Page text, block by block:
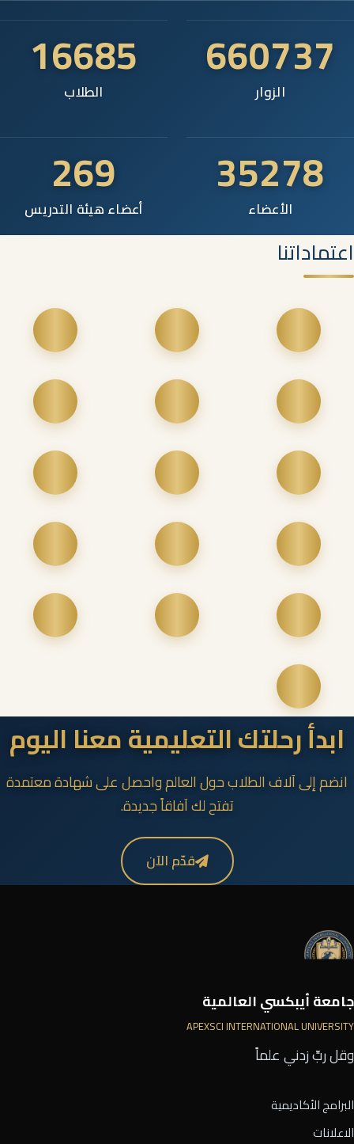
660737
الزوار
16685
الطلاب
35278
الأعضاء
269
أعضاء هيئة التدريس
اعتماداتنا
ابدأ رحلتك التعليمية معنا اليوم
انضم إلى آلاف الطلاب حول العالم واحصل على شهادة معتمدة
تفتح لك آفاقاً جديدة.
قدّم الآن
جامعة أيبكسي العالمية
APEXSCI INTERNATIONAL UNIVERSITY
وقل ربِّ زدني علماً
البرامج الأكاديمية
الاعلانات